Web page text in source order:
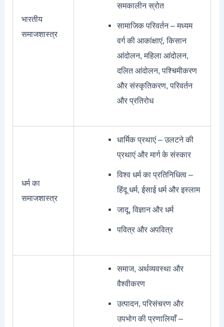
भारतीय
समाजशास्त्र
समकालीन स्रोत
सामाजिक परिवर्तन – मध्यम
वर्ग की आकांक्षाएं, किसान
आंदोलन, महिला आंदोलन,
दलित आंदोलन, पश्चिमीकरण
और संस्कृतिकरण, परिवर्तन
और प्रतिरोध
धर्म का
समाजशास्त्र
धार्मिक प्रथाएं – उलटने की
प्रथाएं और मार्ग के संस्कार
विश्व धर्म का प्रतिनिधित्व –
हिंदू धर्म, ईसाई धर्म और इस्लाम
जादू, विज्ञान और धर्म
पवित्र और अपवित्र
समाज, अर्थव्यवस्था और
वैश्वीकरण
उत्पादन, परिसंचरण और
उपभोग की प्रणालियाँ –